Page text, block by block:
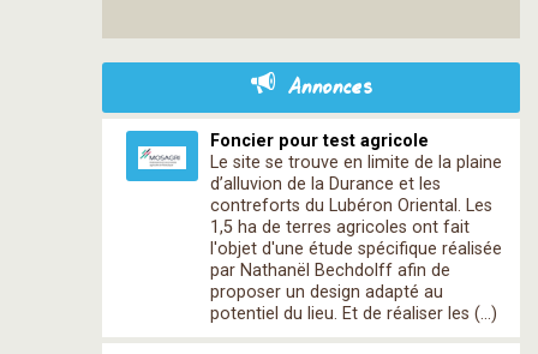
Annonces
Foncier pour test agricole
Le site se trouve en limite de la plaine
d’alluvion de la Durance et les
contreforts du Lubéron Oriental. Les
1,5 ha de terres agricoles ont fait
l'objet d'une étude spécifique réalisée
par Nathanël Bechdolff afin de
proposer un design adapté au
potentiel du lieu. Et de réaliser les (…)